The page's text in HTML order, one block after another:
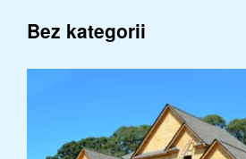
Bez kategorii